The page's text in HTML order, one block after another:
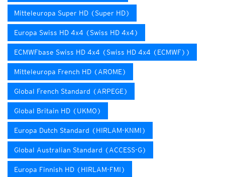
Mitteleuropa Super HD (Super HD)
Europa Swiss HD 4x4 (Swiss HD 4x4)
ECMWFbase Swiss HD 4x4 (Swiss HD 4x4 (ECMWF))
Mitteleuropa French HD (AROME)
Global French Standard (ARPEGE)
Global Britain HD (UKMO)
Europa Dutch Standard (HIRLAM-KNMI)
Global Australian Standard (ACCESS-G)
Europa Finnish HD (HIRLAM-FMI)